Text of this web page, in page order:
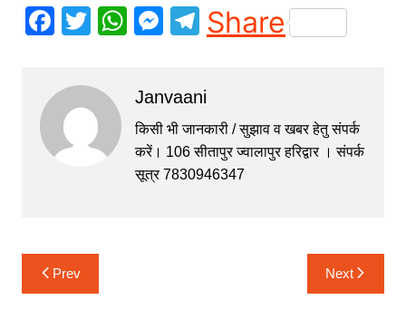
F
c
e
b
o
T
itt
er
W
s
A
p
p
M
s
e
n
T
el
gr
a
m
Share
Janvaani
किसी भी जानकारी / सुझाव व खबर हेतु संपर्क
करें। 106 सीतापुर ज्वालापुर हरिद्वार । संपर्क
सूत्र 7830946347
Post
navigation
Prev Next